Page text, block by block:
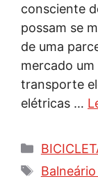
consciente
possam se
de uma
mercado
transporte
elétricas …
Tags